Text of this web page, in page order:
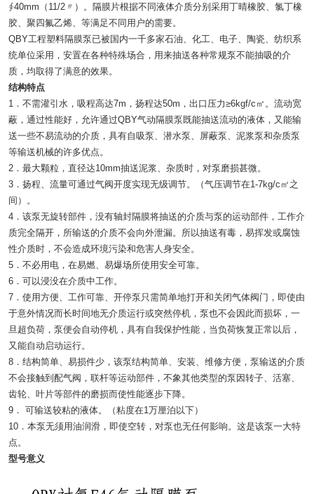
∮40mm（11/2〃）。隔膜片根据不同液体介质分别采用丁晴橡胶、氯丁橡
胶、聚四氟乙烯、等满足不同用户的需要。
QBY工程塑料隔膜泵已被国内一千多家石油、化工、电子、陶瓷、纺织系
统单位采用，安置在各种特殊场合，用来抽送各种常规泵不能抽吸的介
质，均取得了满意的效果。
结构特点
1．不需灌引水，吸程高达7m，扬程达50m，出口压力≥6kgf/c㎡。流动宽
蔽，通过性能好，允许通过QBY气动隔膜泵既能抽送流动的液体，又能输
送一些不易流动的介质，具有自吸泵、潜水泵、屏蔽泵、泥浆泵和杂质泵
等输送机械的许多优点。
2．最大颗粒，直径达10mm抽送泥浆、杂质时，对泵磨损甚微。
3．扬程、流量可通过气阀开度实现无级调节。（气压调节在1-7kg/c㎡之
间）。
4．该泵无旋转部件，没有轴封隔膜将抽送的介质与泵的运动部件，工作介
质完全隔开，所输送的介质不会向外泄漏。所以抽送有毒，易挥发或腐蚀
性介质时，不会造成环境污染和危害人身安全。
5．不必用电，在易燃、易爆场所使用安全可靠。
6．可以浸没在介质中工作。
7．使用方便、工作可靠、开停泵只需简单地打开和关闭气体阀门，即使由
于意外情况而长时间地无介质运行或突然停机，泵也不会因此而损坏，一
旦超负荷，泵便会自动停机，具有自我保护性能，当负荷恢复正常以后，
又能自动启动运行。
8．结构简单、易损件少，该泵结构简单、安装、维修方便，泵输送的介质
不会接触到配气阀，联杆等运动部件，不象其他类型的泵因转子、活塞、
齿轮、叶片等部件的磨损而使性能逐步下降。
9． 可输送较粘的液体。（粘度在1万厘泊以下）
10．本泵无须用油润滑，即使空转，对泵也无任何影响。这是该泵一大特
点。
型号意义